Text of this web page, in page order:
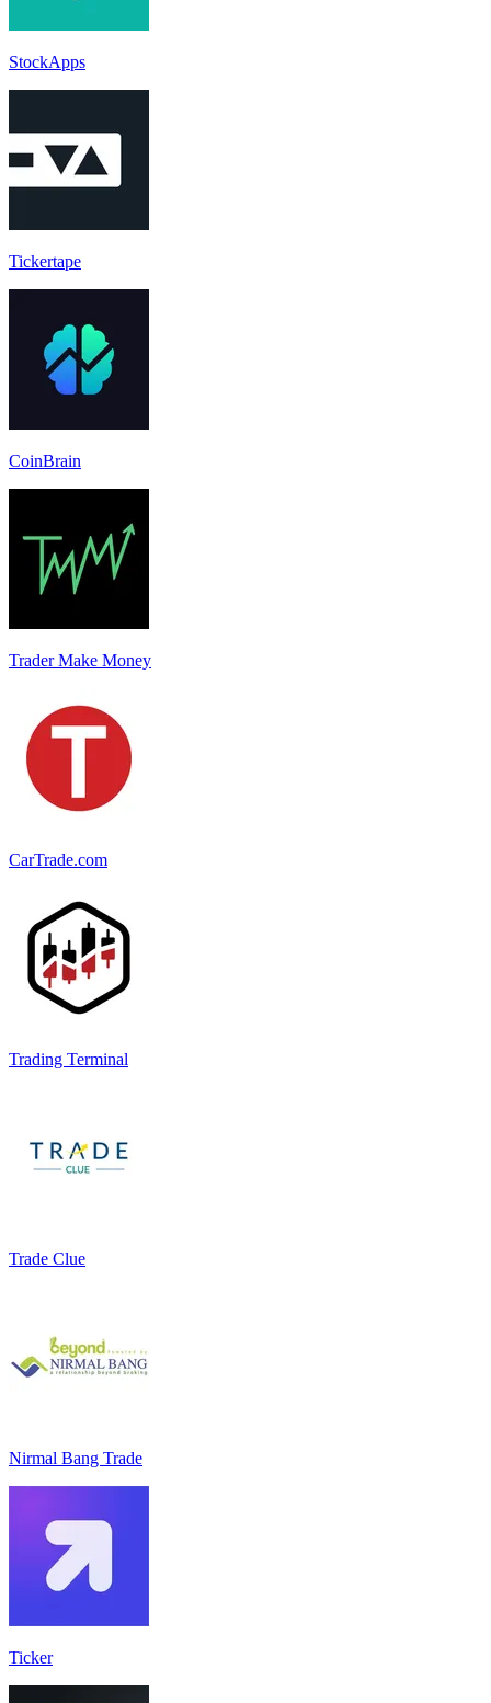
StockApps
Tickertape
CoinBrain
Trader Make Money
CarTrade.com
Trading Terminal
Trade Clue
Nirmal Bang Trade
Ticker